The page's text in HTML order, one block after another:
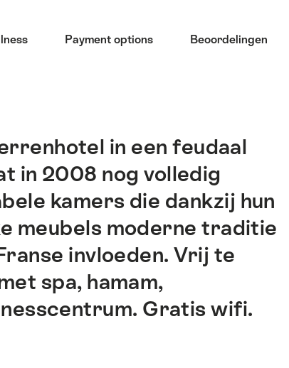
Payment options Beoordelingen
in een feudaal
in 2008 nog volledig
kamers die dankzij hun
meubels moderne traditie
invloeden. Vrij te
spa, hamam,
Gratis wifi.